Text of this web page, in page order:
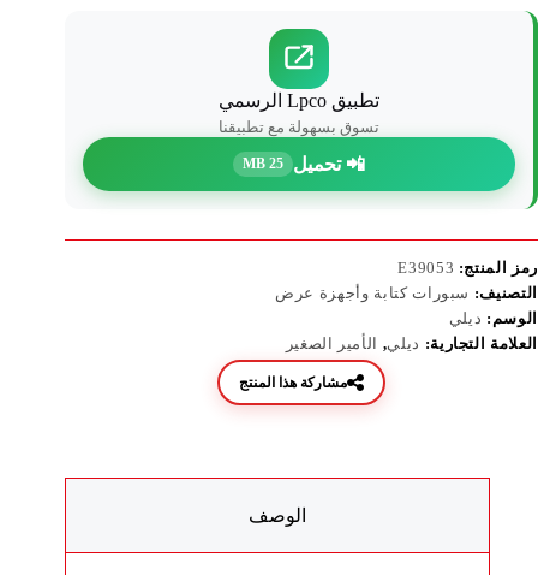
تطبيق Lpco الرسمي
تسوق بسهولة مع تطبيقنا
📲 تحميل 25 MB
رمز المنتج: E39053
التصنيف: سبورات كتابة وأجهزة عرض
الوسم: ديلي
العلامة التجارية: ديلي, الأمير الصغير
مشاركة هذا المنتج
الوصف